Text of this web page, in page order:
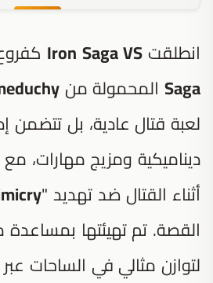
انطلقتIron Saga VS
Saga المحمولة من
لعبة قتال عادية، بل تتضمن
ديناميكية ومزيج مهارات، مع
أثناء القتال ضد تهديد "
القصة. تم تهيئتها بمساعدة
لتوازن مثالي في الساحات